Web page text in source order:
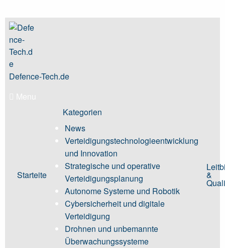
Skip
content
Defence-Tech.de
Menu
Starteite
Kategorien
News
Verteidigungstechnologieentwicklung
und Innovation
Strategische und operative
Verteidigungsplanung
Autonome Systeme und Robotik
Cybersicherheit und digitale
Verteidigung
Drohnen und unbemannte
Überwachungssysteme
&